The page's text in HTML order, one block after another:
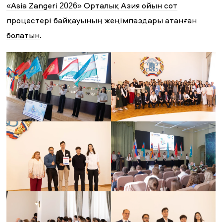
«Asia Zangeri 2026» Орталық Азия ойын сот
процестері байқауының жеңімпаздары атанған
болатын.